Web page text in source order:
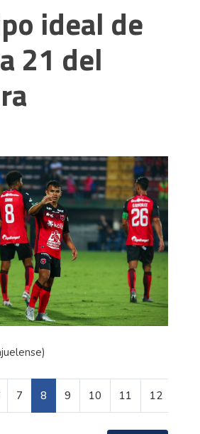
ideal de
21 del
7 8 9 10 11 12